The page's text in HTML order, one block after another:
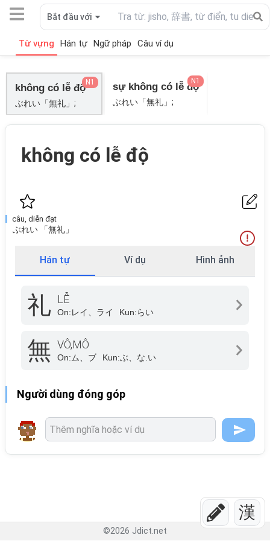
漢
Bắt đầu với
Từ vựng Hán tự Ngữ pháp Câu ví dụ
không có lễ độ
ぶれい「無礼」;
N1 sự không có lễ độ
ぶれい「無礼」;
N1
không có lễ độ
câu, diễn đạt
ぶれい 「無礼」
Hán tự Ví dụ Hình ảnh
礼 LỄ
On:レイ、ライ Kun:らい
無 VÔ,MÔ
On: ム、ブ Kun:ぶ、な.い
Người dùng đóng góp
©2026 Jdict.net